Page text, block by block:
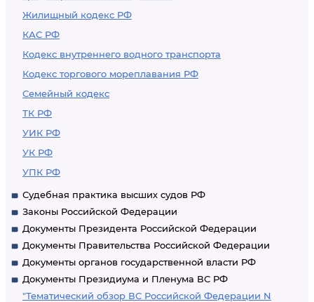
Жилищный кодекс РФ
КАС РФ
Кодекс внутреннего водного транспорта
Кодекс торгового мореплавания РФ
Семейный кодекс
ТК РФ
УИК РФ
УК РФ
УПК РФ
Судебная практика высших судов РФ
Законы Российской Федерации
Документы Президента Российской Федерации
Документы Правительства Российской Федерации
Документы органов государственной власти РФ
Документы Президиума и Пленума ВС РФ
"Тематический обзор ВС Российской Федерации N